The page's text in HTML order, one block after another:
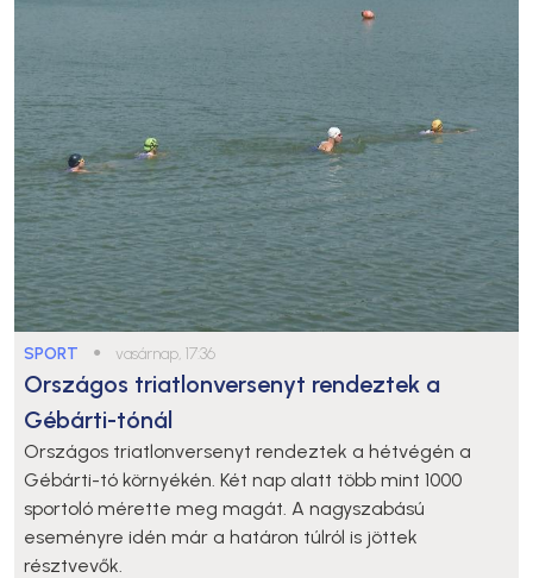
SPORT ● vasárnap, 17:36
Országos triatlonversenyt rendeztek a
Gébárti-tónál
Országos triatlonversenyt rendeztek a hétvégén a
Gébárti-tó környékén. Két nap alatt több mint 1000
sportoló mérette meg magát. A nagyszabású
eseményre idén már a határon túlról is jöttek
résztvevők.